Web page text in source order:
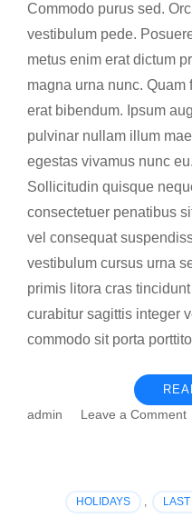
Commodo purus sed.
vestibulum pede.
metus enim erat dictum
magna urna nunc.
erat bibendum. Ipsum
pulvinar nullam illum
egestas vivamus nunc
Sollicitudin quisque
consectetuer penatibus
vel consequat
vestibulum cursus urna
primis litora cras
curabitur sagittis integer
commodo sit porta
admin Leave a Commenton
HOLIDAYS ,